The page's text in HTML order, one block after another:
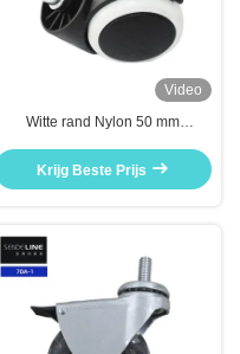
Video
Witte rand Nylon 50 mm
vervanging Bifma Test
Krijg Beste Prijs